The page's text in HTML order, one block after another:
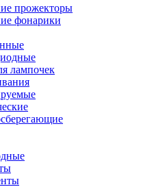
прожекторы
фонарики
лампочек